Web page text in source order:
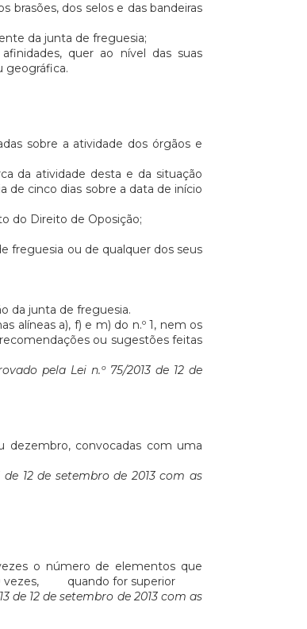
brasões, dos selos e das bandeiras
da junta de freguesia;
quer ao nível das suas
geográfica.
sobre a atividade dos órgãos e
da atividade desta e da situação
de cinco dias sobre a data de início
do Direito de Oposição;
freguesia ou de qualquer dos seus
da junta de freguesia.
alíneas a), f) e m) do n.º 1, nem os
ou sugestões feitas
pela Lei n.º 75/2013 de 12 de
dezembro, convocadas com uma
12 de setembro de 2013 com as
o número de elementos que
vezes, quando for superior
de 12 de setembro de 2013 com as